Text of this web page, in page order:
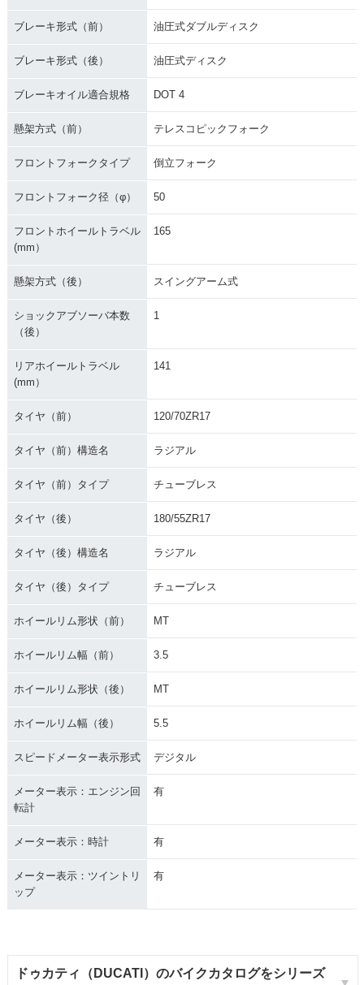
ブレーキ形式（前） 油圧式ダブルディスク
ブレーキ形式（後） 油圧式ディスク
ブレーキオイル適合規格 DOT 4
懸架方式（前） テレスコピックフォーク
フロントフォークタイプ 倒立フォーク
フロントフォーク径（φ） 50
フロントホイールトラベル
(mm）
165
懸架方式（後） スイングアーム式
ショックアブソーバ本数
（後）
1
リアホイールトラベル
(mm）
141
タイヤ（前） 120/70ZR17
タイヤ（前）構造名 ラジアル
タイヤ（前）タイプ チューブレス
タイヤ（後） 180/55ZR17
タイヤ（後）構造名 ラジアル
タイヤ（後）タイプ チューブレス
ホイールリム形状（前） MT
ホイールリム幅（前） 3.5
ホイールリム形状（後） MT
ホイールリム幅（後） 5.5
スピードメーター表示形式 デジタル
メーター表示：エンジン回
転計
有
メーター表示：時計 有
メーター表示：ツイントリ
ップ
有
ドゥカティ（DUCATI）のバイクカタログをシリーズ